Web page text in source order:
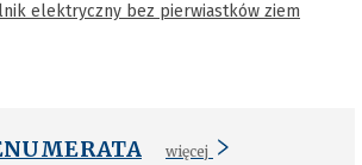
elektryczny bez pierwiastków ziem
więcej